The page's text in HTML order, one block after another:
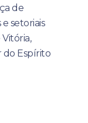
de
setoriais
do Espírito